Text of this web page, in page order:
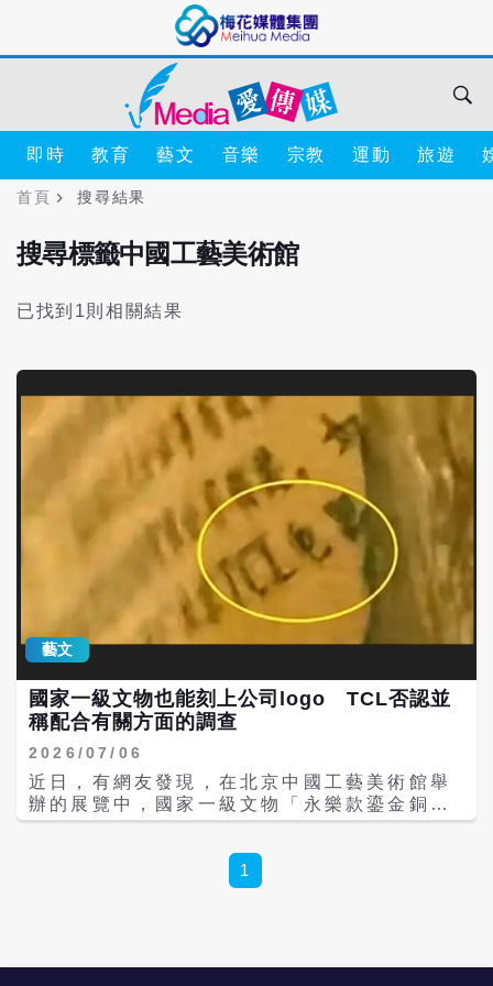
即時 教育 藝文 音樂 宗教 運動 旅遊
首頁 搜尋結果
搜尋標籤中國工藝美術館
已找到1則相關結果
藝文
國家一級文物也能刻上公司logo TCL否認並
稱配合有關方面的調查
2026/07/06
近日，有網友發現，在北京中國工藝美術館舉
辦的展覽中，國家一級文物「永樂款鎏金銅觀
音菩薩像」上出現電視機大廠TCL的廣告字
流媒體的報導。TCL回應媒體詢問時表示，經
全面排查，從未授權或參與在該文物展陳中放
1